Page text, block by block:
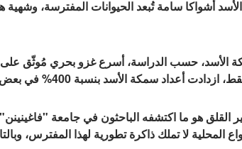
أشواكا سامة تُبعد الحيوانات المفترسة،
الأسد، حسب الدراسة، أسرع غزو بحري مُوثّق على
القلق هو ما اكتشفه الباحثون في جامعة
المحلية لا تملك ذاكرة تطورية لهذا المفترس،